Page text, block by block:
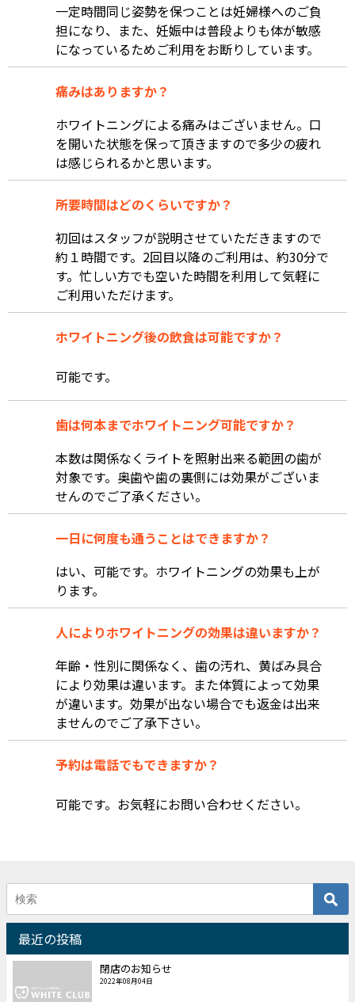
一定時間同じ姿勢を保つことは妊婦様へのご負
担になり、また、妊娠中は普段よりも体が敏感
になっているためご利用をお断りしています。
痛みはありますか？
ホワイトニングによる痛みはございません。口
を開いた状態を保って頂きますので多少の疲れ
は感じられるかと思います。
所要時間はどのくらいですか？
初回はスタッフが説明させていただきますので
約１時間です。2回目以降のご利用は、約30分で
す。忙しい方でも空いた時間を利用して気軽に
ご利用いただけます。
ホワイトニング後の飲食は可能ですか？
可能です。
歯は何本までホワイトニング可能ですか？
本数は関係なくライトを照射出来る範囲の歯が
対象です。奥歯や歯の裏側には効果がございま
せんのでご了承ください。
一日に何度も通うことはできますか？
はい、可能です。ホワイトニングの効果も上が
ります。
人によりホワイトニングの効果は違いますか？
年齢・性別に関係なく、歯の汚れ、黄ばみ具合
により効果は違います。また体質によって効果
が違います。効果が出ない場合でも返金は出来
ませんのでご了承下さい。
予約は電話でもできますか？
可能です。お気軽にお問い合わせください。
最近の投稿
閉店のお知らせ
2022年08月04日